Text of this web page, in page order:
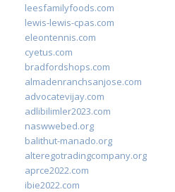
leesfamilyfoods.com
lewis-lewis-cpas.com
eleontennis.com
cyetus.com
bradfordshops.com
almadenranchsanjose.com
advocatevijay.com
adlibilimler2023.com
naswwebed.org
balithut-manado.org
alteregotradingcompany.org
aprce2022.com
ibie2022.com